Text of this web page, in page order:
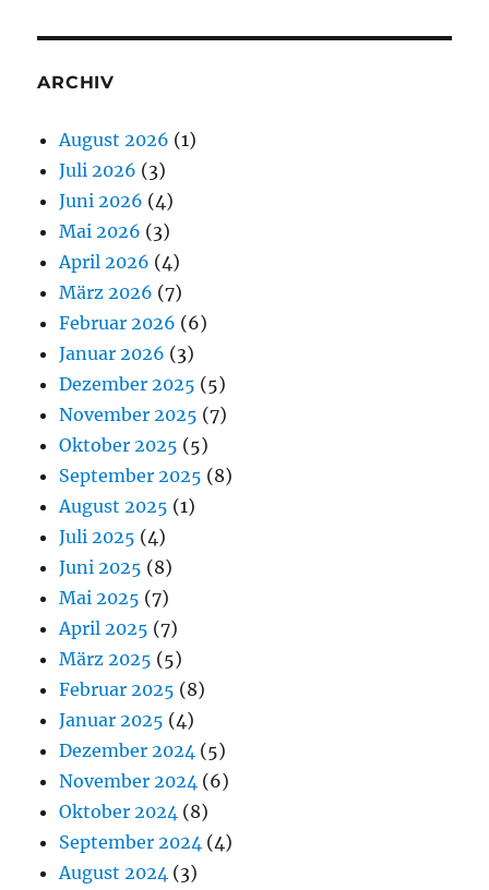
ARCHIV
August 2026 (1)
Juli 2026 (3)
Juni 2026 (4)
Mai 2026 (3)
April 2026 (4)
März 2026 (7)
Februar 2026 (6)
Januar 2026 (3)
Dezember 2025 (5)
November 2025 (7)
Oktober 2025 (5)
September 2025 (8)
August 2025 (1)
Juli 2025 (4)
Juni 2025 (8)
Mai 2025 (7)
April 2025 (7)
März 2025 (5)
Februar 2025 (8)
Januar 2025 (4)
Dezember 2024 (5)
November 2024 (6)
Oktober 2024 (8)
September 2024 (4)
August 2024 (3)